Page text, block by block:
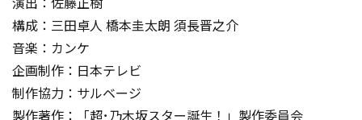
構成：三田卓人 橋本圭太朗 須長晋之介
音楽：カンケ
企画制作：日本テレビ
制作協力：サルベージ
製作著作：「超･乃木坂スター誕生！」製作委員会